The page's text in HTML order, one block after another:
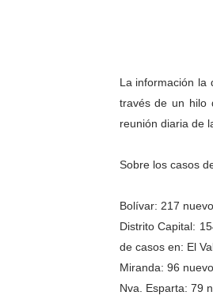
La información la
través de un hilo
reunión diaria de
Sobre los casos
Bolívar: 217
Distrito Capital:
de casos en: El
Miranda: 96
Nva. Esparta: 79